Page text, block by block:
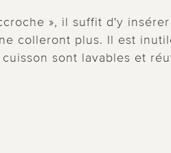
», il suffit d'y
colleront plus. Il est
sont lavables et